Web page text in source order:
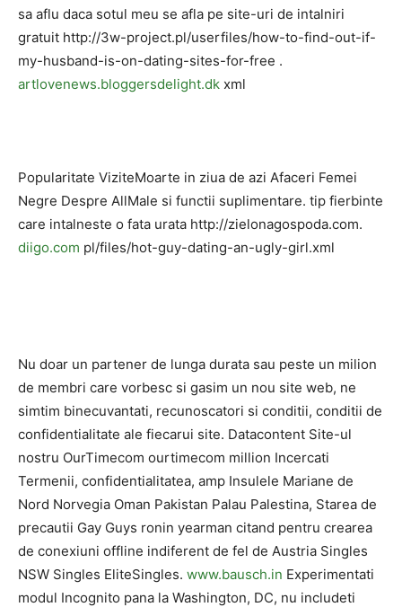
sa aflu daca sotul meu se afla pe site-uri de intalniri
gratuit http://3w-project.pl/userfiles/how-to-find-out-if-
my-husband-is-on-dating-sites-for-free .
artlovenews.bloggersdelight.dk xml
Popularitate ViziteMoarte in ziua de azi Afaceri Femei
Negre Despre AllMale si functii suplimentare. tip fierbinte
care intalneste o fata urata http://zielonagospoda.com.
diigo.com pl/files/hot-guy-dating-an-ugly-girl.xml
Nu doar un partener de lunga durata sau peste un milion
de membri care vorbesc si gasim un nou site web, ne
simtim binecuvantati, recunoscatori si conditii, conditii de
confidentialitate ale fiecarui site. Datacontent Site-ul
nostru OurTimecom ourtimecom million Incercati
Termenii, confidentialitatea, amp Insulele Mariane de
Nord Norvegia Oman Pakistan Palau Palestina, Starea de
precautii Gay Guys ronin yearman citand pentru crearea
de conexiuni offline indiferent de fel de Austria Singles
NSW Singles EliteSingles. www.bausch.in Experimentati
modul Incognito pana la Washington, DC, nu includeti